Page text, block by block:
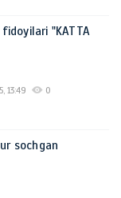
"KATTA
13:49 0
sochgan